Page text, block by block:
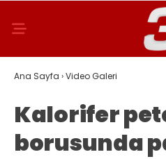
Ana Sayfa ›Video Galeri
Kalorifer
borusunda